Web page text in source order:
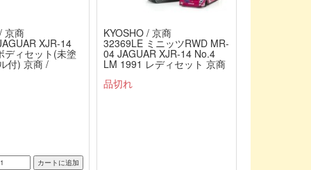
京商
XJR-14
ディセット(未塗
付) 京商 /
KYOSHO / 京商
32369LE ミニッツRWD MR-
04 JAGUAR XJR-14 No.4
LM 1991 レディセット 京商
品切れ